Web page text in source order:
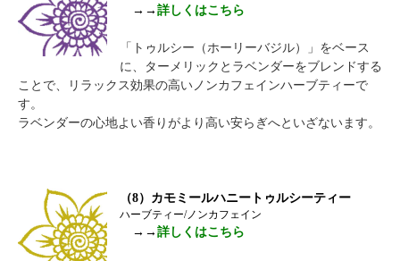
→→ 詳しくはこちら
「トゥルシー（ホーリーバジル）」をベース
に、ターメリックとラベンダーをブレンドする
ことで、リラックス効果の高いノンカフェインハーブティーで
す。
ラベンダーの心地よい香りがより高い安らぎへといざないます。
（8）カモミールハニートゥルシーティー
ハーブティー/ノンカフェイン
→→ 詳しくはこちら